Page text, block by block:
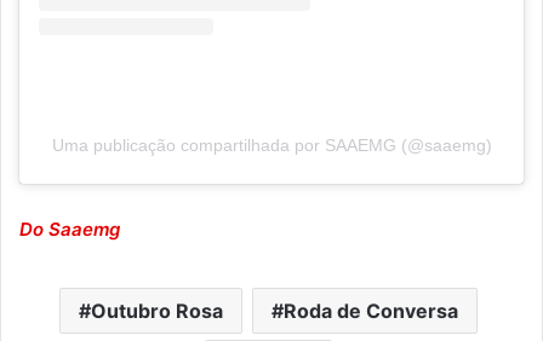
Uma publicação compartilhada por SAAEMG (@saaemg)
Do Saaemg
Outubro Rosa Roda de Conversa